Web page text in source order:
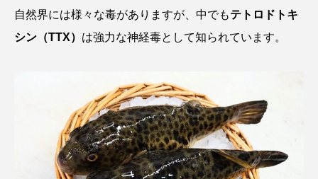
アユ アリアケギバチ アリゲーターガー
イトウ イトヒキアジ
イトヨリダイ イモリ イラスト
イリエワニ イワナ インドネシア
自然界には様々な毒がありますが、中でもテトロドトキ
シン （TTX） は強力な神経毒として知られています。